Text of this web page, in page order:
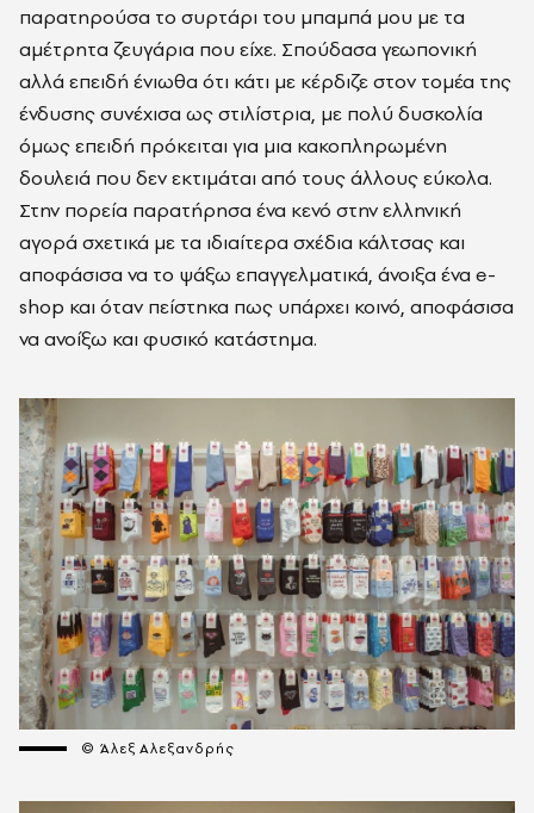
παρατηρούσα το συρτάρι του μπαμπά μου με τα
αμέτρητα ζευγάρια που είχε. Σπούδασα γεωπονική
αλλά επειδή ένιωθα ότι κάτι με κέρδιζε στον τομέα της
ένδυσης συνέχισα ως στιλίστρια, με πολύ δυσκολία
όμως επειδή πρόκειται για μια κακοπληρωμένη
δουλειά που δεν εκτιμάται από τους άλλους εύκολα.
Στην πορεία παρατήρησα ένα κενό στην ελληνική
αγορά σχετικά με τα ιδιαίτερα σχέδια κάλτσας και
αποφάσισα να το ψάξω επαγγελματικά, άνοιξα ένα e-
shop και όταν πείστηκα πως υπάρχει κοινό, αποφάσισα
να ανοίξω και φυσικό κατάστημα.
© Άλεξ Αλεξανδρής